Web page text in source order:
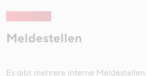
Meldestellen
Es gibt mehrere interne